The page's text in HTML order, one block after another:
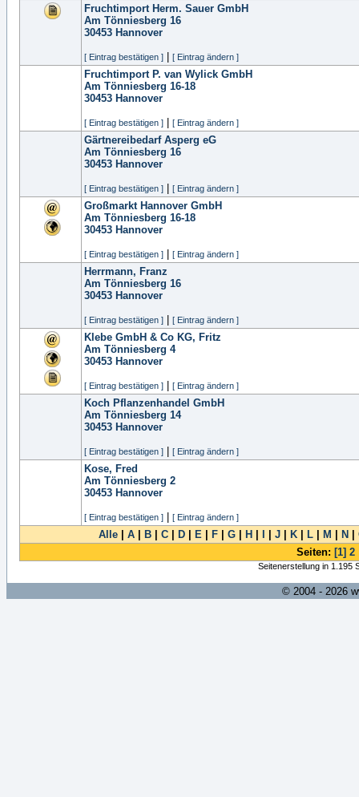
Fruchtimport Herm. Sauer GmbH
Am Tönniesberg 16
30453 Hannover
[ Eintrag bestätigen ] [ Eintrag ändern ]
Fruchtimport P. van Wylick GmbH
Am Tönniesberg 16-18
30453 Hannover
[ Eintrag bestätigen ] [ Eintrag ändern ]
Gärtnereibedarf Asperg eG
Am Tönniesberg 16
30453 Hannover
[ Eintrag bestätigen ] [ Eintrag ändern ]
Großmarkt Hannover GmbH
Am Tönniesberg 16-18
30453 Hannover
[ Eintrag bestätigen ] [ Eintrag ändern ]
Herrmann, Franz
Am Tönniesberg 16
30453 Hannover
[ Eintrag bestätigen ] [ Eintrag ändern ]
Klebe GmbH & Co KG, Fritz
Am Tönniesberg 4
30453 Hannover
[ Eintrag bestätigen ] [ Eintrag ändern ]
Koch Pflanzenhandel GmbH
Am Tönniesberg 14
30453 Hannover
[ Eintrag bestätigen ] [ Eintrag ändern ]
Kose, Fred
Am Tönniesberg 2
30453 Hannover
[ Eintrag bestätigen ] [ Eintrag ändern ]
Alle A B C D E F G H J K L M N
Seiten: [1] 2
Seitenerstellung in 1.195
© 2004 - 2026